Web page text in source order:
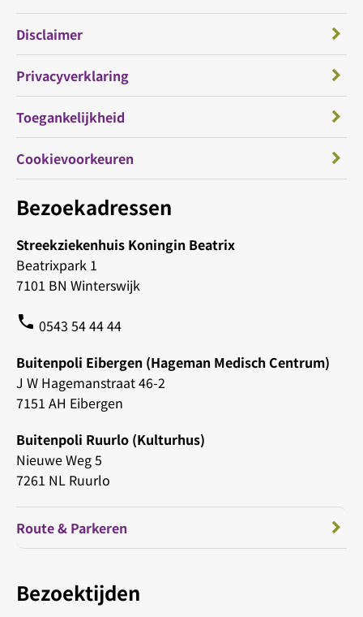
Bezoekadressen
Streekziekenhuis Koningin Beatrix
Beatrixpark 1
7101 BN Winterswijk
phone 0543 54 44 44
Buitenpoli Eibergen (Hageman Medisch Centrum)
J W Hagemanstraat 46-2
7151 AH Eibergen
Buitenpoli Ruurlo (Kulturhus)
Nieuwe Weg 5
7261 NL Ruurlo
Route & Parkeren
Bezoektijden
Disclaimer
Privacyverklaring
Toegankelijkheid
Cookievoorkeuren